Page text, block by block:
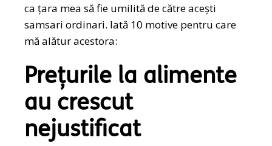
ca țara mea să fie umilită de către acești
samsari ordinari. Iată 10 motive pentru care
mă alătur acestora:
Prețurile la alimente
au crescut
nejustificat